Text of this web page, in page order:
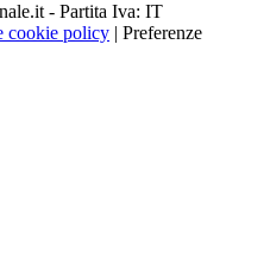
- Partita Iva: IT
cookie policy | Preferenze